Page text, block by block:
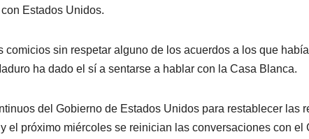
Estados Unidos.
sin respetar alguno de los acuerdos a los que
ha dado el sí a sentarse a hablar con la Casa Blanca.
del Gobierno de Estados Unidos para restablecer las
el próximo miércoles se reinician las conversaciones con el